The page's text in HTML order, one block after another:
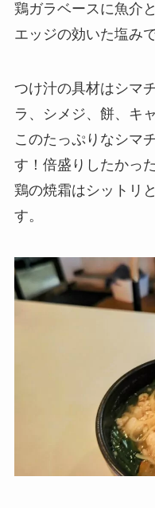
鶏ガラベースに魚介
エッジの効いた塩み
つけ汁の具材はシマ
ラ、シメジ、餅、キ
このたっぷりなシマ
す！倍盛りしたかっ
鶏の焼霜はシットリ
す。